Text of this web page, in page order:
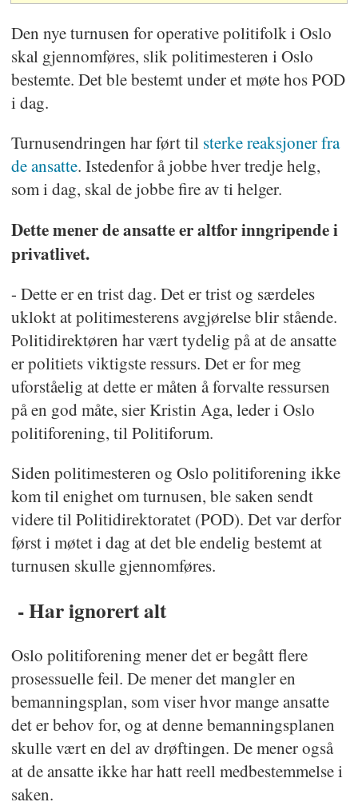
Den nye turnusen for operative politifolk i Oslo
skal gjennomføres, slik politimesteren i Oslo
bestemte. Det ble bestemt under et møte hos POD
i dag.
Turnusendringen har ført til sterke reaksjoner fra
de ansatte. Istedenfor å jobbe hver tredje helg,
som i dag, skal de jobbe fire av ti helger.
Dette mener de ansatte er altfor inngripende i
privatlivet.
- Dette er en trist dag. Det er trist og særdeles
uklokt at politimesterens avgjørelse blir stående.
Politidirektøren har vært tydelig på at de ansatte
er politiets viktigste ressurs. Det er for meg
uforståelig at dette er måten å forvalte ressursen
på en god måte, sier Kristin Aga, leder i Oslo
politiforening, til Politiforum.
Siden politimesteren og Oslo politiforening ikke
kom til enighet om turnusen, ble saken sendt
videre til Politidirektoratet (POD). Det var derfor
først i møtet i dag at det ble endelig bestemt at
turnusen skulle gjennomføres.
- Har ignorert alt
Oslo politiforening mener det er begått flere
prosessuelle feil. De mener det mangler en
bemanningsplan, som viser hvor mange ansatte
det er behov for, og at denne bemanningsplanen
skulle vært en del av drøftingen. De mener også
at de ansatte ikke har hatt reell medbestemmelse i
saken.